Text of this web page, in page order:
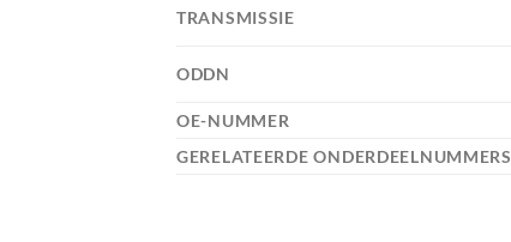
TRANSMISSIE
ODDN
OE-NUMMER
GERELATEERDE ONDERDEELNUMMERS